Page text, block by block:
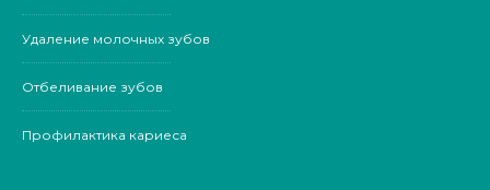
Удаление молочных зубов
Отбеливание зубов
Профилактика кариеса